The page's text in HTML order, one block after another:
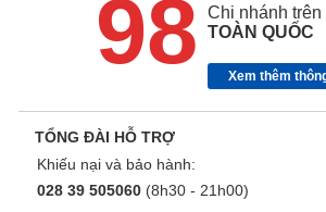
98
Chi nhánh trên
TOÀN QUỐC
Xem thêm
TỔNG ĐÀI HỖ TRỢ
Khiếu nại và bảo hành:
028 39 505060 (8h30 - 21h00)